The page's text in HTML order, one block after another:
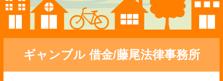
ギャンブル 借金/藤尾法律事務所